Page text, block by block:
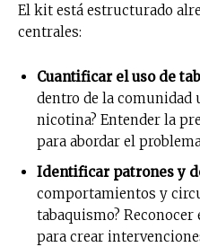
El kit está estructurado
centrales:
Cuantificar el uso de
dentro de la comunidad
nicotina? Entender la
para abordar el
Identificar patrones y
comportamientos y
tabaquismo?
para crear